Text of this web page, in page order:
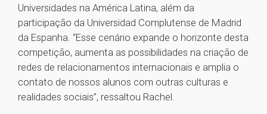
Universidades na América Latina, além da
participação da Universidad Complutense de Madrid
da Espanha. “Esse cenário expande o horizonte desta
competição, aumenta as possibilidades na criação de
redes de relacionamentos internacionais e amplia o
contato de nossos alunos com outras culturas e
realidades sociais”, ressaltou Rachel.